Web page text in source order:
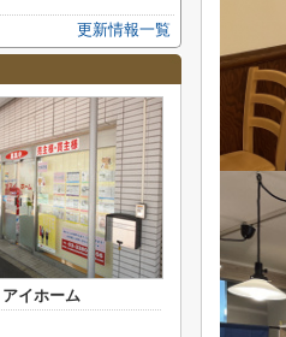
更新情報一覧
アイホーム